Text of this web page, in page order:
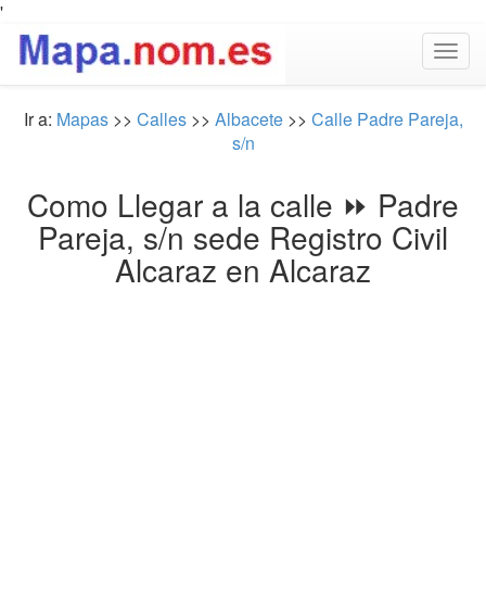
'
Ir a: Mapas >> Calles >> Albacete >> Calle Padre Pareja,
s/n
Como Llegar a la calle ⏩ Padre
Pareja, s/n sede Registro Civil
Alcaraz en Alcaraz